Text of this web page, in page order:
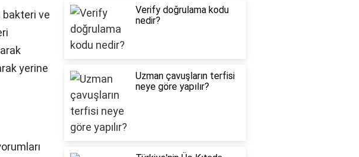
bakteri ve
yerine
Verify doğrulama kodu
nedir?
Uzman çavuşların terfisi
neye göre yapılır?